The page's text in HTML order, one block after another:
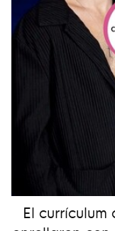
El